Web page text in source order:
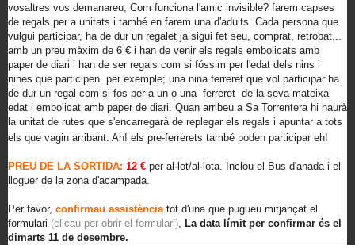
vosaltres vos demanareu, Com funciona l'amic invisible? farem capses
de regals per a unitats i també en farem una d'adults. Cada persona que
vulgui participar, ha de dur un regalet ja sigui fet seu, comprat, retrobat...
amb un preu màxim de 6 € i han de venir els regals embolicats amb
paper de diari i han de ser regals com si fóssim per l'edat dels nins i
nines que participen. per exemple; una nina ferreret que vol participar ha
de dur un regal com si fos per a un o una ferreret de la seva mateixa
edat i embolicat amb paper de diari. Quan arribeu a Sa Torrentera hi haurà
la unitat de rutes que s'encarregarà de replegar els regals i apuntar a tots
els que vagin arribant. Ah! els pre-ferrerets també poden participar eh!
PREU DE LA SORTIDA: 12 € per al·lot/al·lota. Inclou el Bus d'anada i el
lloguer de la zona d'acampada.
Per favor, confirmau assistència tot d'una que pugueu mitjançat el
formulari (clicau per obrir el formulari)
La data límit per confirmar és el
dimarts 11 de desembre.